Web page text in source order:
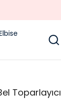
Toparlayıcı